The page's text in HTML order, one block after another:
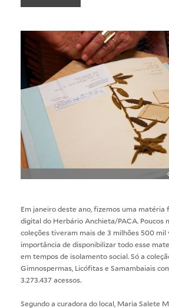
Em janeiro deste ano, fizemos uma matéria
digital do Herbário Anchieta/PACA. Poucos
coleções tiveram mais de 3 milhões 500 mil
importância de disponibilizar todo esse
em tempos de isolamento social. Só a
Gimnospermas, Licófitas e Samambaiais
3.273.437 acessos.
Segundo a curadora do local, Maria Salete